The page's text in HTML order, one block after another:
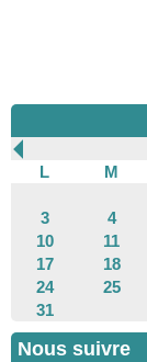
L
M
3
4
10
11
17
18
24
25
31
Nous suivre